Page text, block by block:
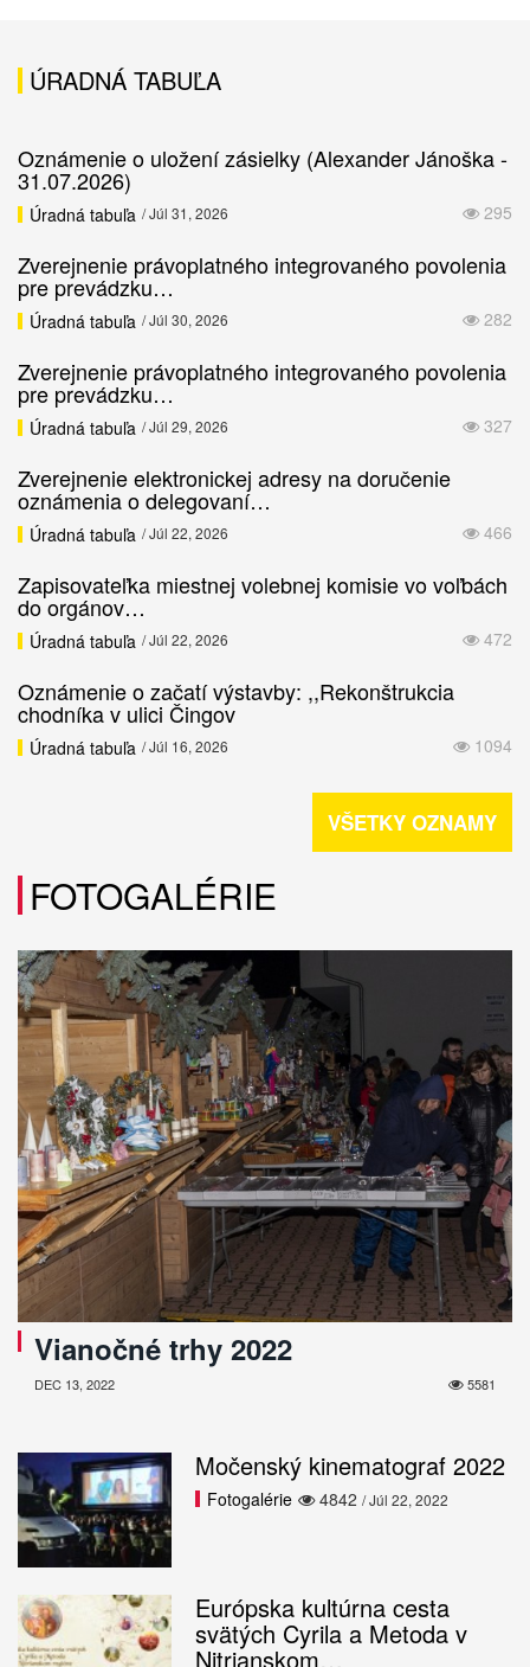
ÚRADNÁ TABUĽA
Oznámenie o uložení zásielky (Alexander Jánoška -
31.07.2026)
295
Úradná tabuľa / Júl 31, 2026
Zverejnenie právoplatného integrovaného povolenia
pre prevádzku…
282
Úradná tabuľa / Júl 30, 2026
Zverejnenie právoplatného integrovaného povolenia
pre prevádzku…
327
Úradná tabuľa / Júl 29, 2026
Zverejnenie elektronickej adresy na doručenie
oznámenia o delegovaní…
466
Úradná tabuľa / Júl 22, 2026
Zapisovateľka miestnej volebnej komisie vo voľbách
do orgánov…
472
Úradná tabuľa / Júl 22, 2026
Oznámenie o začatí výstavby: ,,Rekonštrukcia
chodníka v ulici Čingov
1094
Úradná tabuľa / Júl 16, 2026
VŠETKY OZNAMY
FOTOGALÉRIE
Vianočné trhy 2022
5581
DEC 13, 2022
Močenský kinematograf 2022
4842
Fotogalérie / Júl 22, 2022
Európska kultúrna cesta
svätých Cyrila a Metoda v
Nitrianskom…